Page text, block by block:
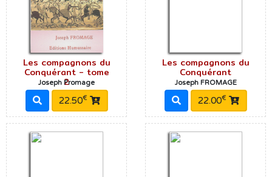
Les compagnons du
Conquérant - tome
2
Joseph Fromage
22.50€
Les compagnons du
Conquérant
Joseph FROMAGE
22.00€